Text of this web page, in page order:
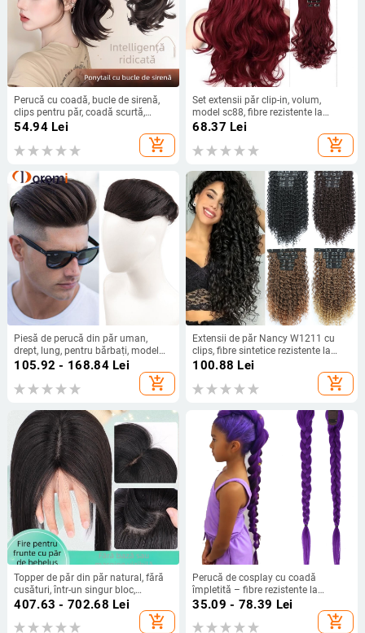
Perucă cu coadă, bucle de sirenă,
clips pentru păr, coadă scurtă,
coroană înaltă, fir rezistent la
54.94Lei
add_shopping_cart
Set extensii păr clip-in, volum,
model sc88, fibre rezistente la
temperatură înaltă, lungime șuviță
68.37 Lei
add_shopping_cart
Piesă de perucă din păr uman,
drept, lung, pentru bărbați, model
BF139-BF142
105.92 - 168.84Lei
add_shopping_cart
Extensii de păr Nancy W1211 cu
clips, fibre sintetice rezistente la
temperatură, volum, pot fi vopsite și
100.88 Lei
add_shopping_cart
Topper de păr din păr natural, fără
cusături, într-un singur bloc,
complet lucrat manual, oferă volum
și acoperire a părului alb, breton
drept sau înclinat
407.63 - 702.68 Lei
add_shopping_cart
Perucă de cosplay cu coadă
împletită – fibre rezistente la
căldură, mecanism de construcție
35.09 - 78.39 Lei
add_shopping_cart